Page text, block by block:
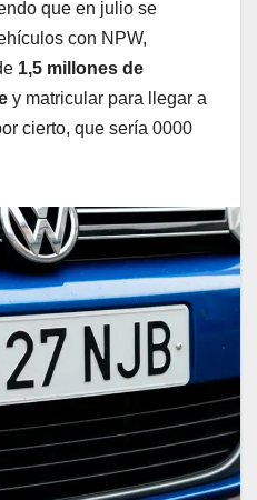
que en julio se
con NPW,
1,5 millones de
y matricular para llegar a
cierto, que sería 0000